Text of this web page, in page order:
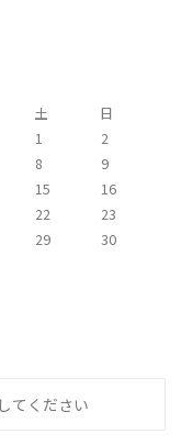
土
日
1
2
8
9
15
16
22
23
29
30